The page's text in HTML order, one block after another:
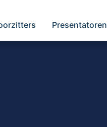
Presentatoren